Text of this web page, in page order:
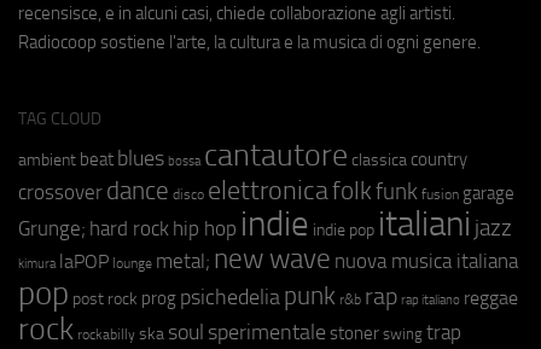
recensisce, e in alcuni casi, chiede collaborazione agli artisti.
Radiocoop sostiene l'arte, la cultura e la musica di ogni genere.
TAG CLOUD
ambient beat blues bossa cantautore classica country
crossover dance disco elettronicafolkfunk fusion garage
Grunge; hard rock hip hop indie indie pop italiani jazz
kimura laPOP lounge metal; new wave nuova musica italiana
pop post rock prog psichedeliapunk r&b rap rap italiano reggae
rock rockabilly ska soul sperimentale stoner swing trap